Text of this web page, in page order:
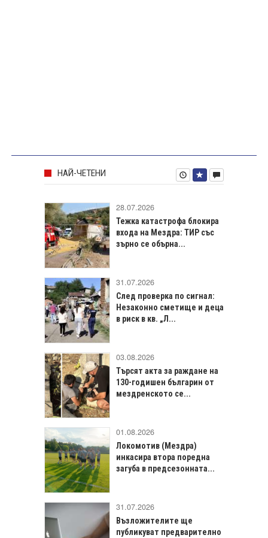
НАЙ-ЧЕТЕНИ
28.07.2026
Тежка катастрофа блокира
входа на Мездра: ТИР със
зърно се обърна...
31.07.2026
След проверка по сигнал:
Незаконно сметище и деца
в риск в кв. „Л...
03.08.2026
Търсят акта за раждане на
130-годишен българин от
мездренското се...
01.08.2026
Локомотив (Мездра)
инкасира втора поредна
загуба в предсезонната...
31.07.2026
Възложителите ще
публикуват предварително